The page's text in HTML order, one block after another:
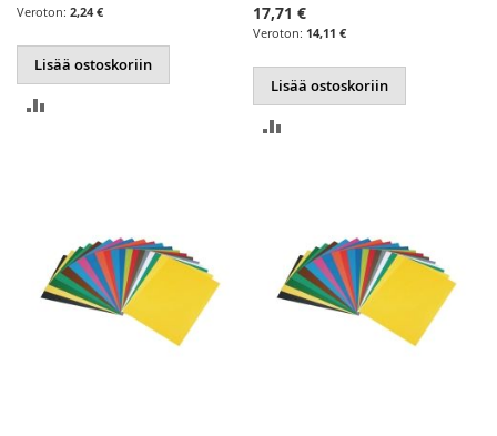
2,24 €
Lisää ostoskoriin
17,71 €
14,11 €
Lisää ostoskoriin